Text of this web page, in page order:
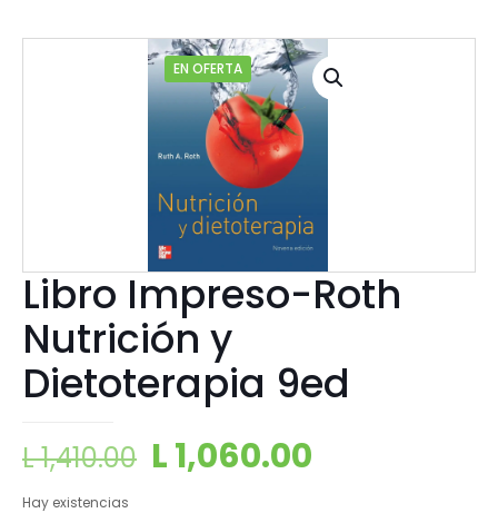
EN OFERTA
Libro Impreso-Roth
Nutrición y
Dietoterapia 9ed
L1,410.00 L1,060.00
Hay existencias